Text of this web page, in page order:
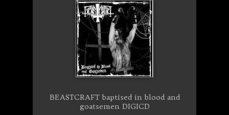
BEASTCRAFT baptised in blood and
goatsemen DIGICD